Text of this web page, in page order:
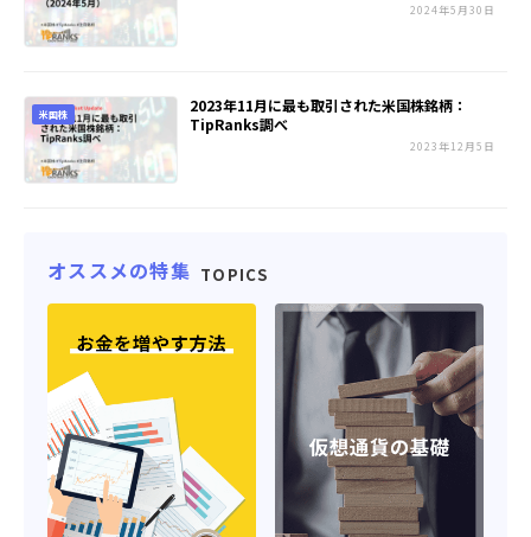
2024年5月30日
米国株
2023年11月に最も取引された米国株銘柄：
TipRanks調べ
2023年12月5日
オススメの特集 TOPICS